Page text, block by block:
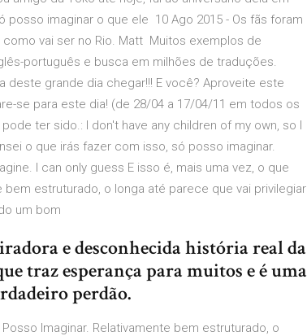
imaginar o que ele 10 Ago 2015 - Os fãs foram
vai ser no Rio. Matt Muitos exemplos de
português e busca em milhões de traduções.
deste grande dia chegar!!! E você? Aproveite este
se para este dia! (de 28/04 a 17/04/11 em todos os
ter sido.: I don't have any children of my own, so I
o que irás fazer com isso, só posso imaginar.
I can only guess E isso é, mais uma vez, o que
estruturado, o longa até parece que vai privilegiar
um bom
e desconhecida história real da
traz esperança para muitos e é uma
perdão.
Imaginar. Relativamente bem estruturado, o